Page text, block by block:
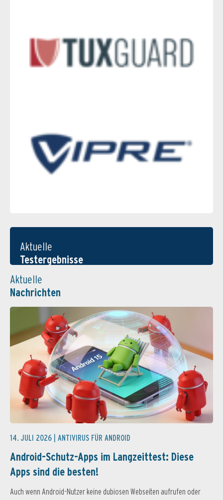
Aktuelle
Testergebnisse
Aktuelle
Nachrichten
14. JULI 2026 | ANTIVIRUS FÜR ANDROID
Android-Schutz-Apps im Langzeittest: Diese
Apps sind die besten!
Auch wenn Android-Nutzer keine dubiosen Webseiten aufrufen oder